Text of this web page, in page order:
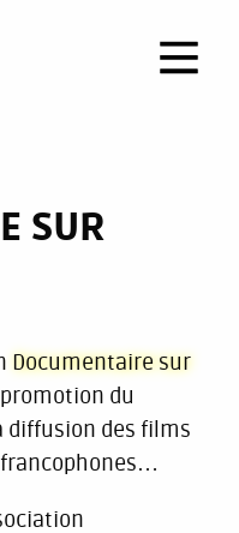
SUR
Documentaire sur
du
diffusion des films
francophones…